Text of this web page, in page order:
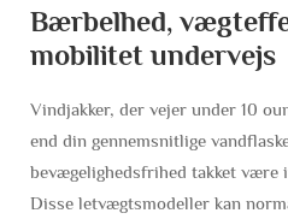
Bærbelhed,
mobilitet undervejs
Vindjakker, der vejer under 10
end din gennemsnitlige
bevægelighedsfrihed takket være
Disse letvægtsmodeller kan